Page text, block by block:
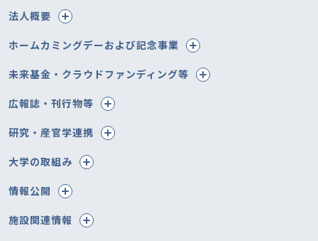
法人概要
ホームカミングデーおよび記念事業
未来基金・クラウドファンディング等
広報誌・刊行物等
研究・産官学連携
大学の取組み
情報公開
施設関連情報